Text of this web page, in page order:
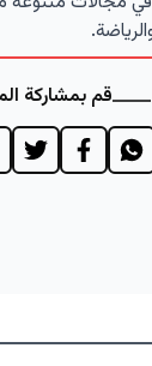
قم بمشاركة